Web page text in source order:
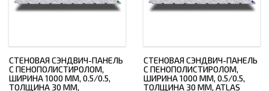
СТЕНОВАЯ СЭНДВИЧ-ПАНЕЛЬ
С ПЕНОПОЛИСТИРОЛОМ,
ШИРИНА 1000 ММ, 0.5/0.5,
ТОЛЩИНА 30 ММ,
СТЕНОВАЯ СЭНДВИЧ-ПАНЕЛЬ
С ПЕНОПОЛИСТИРОЛОМ,
ШИРИНА 1000 ММ, 0.5/0.5,
ТОЛЩИНА 30 ММ, ATLAS